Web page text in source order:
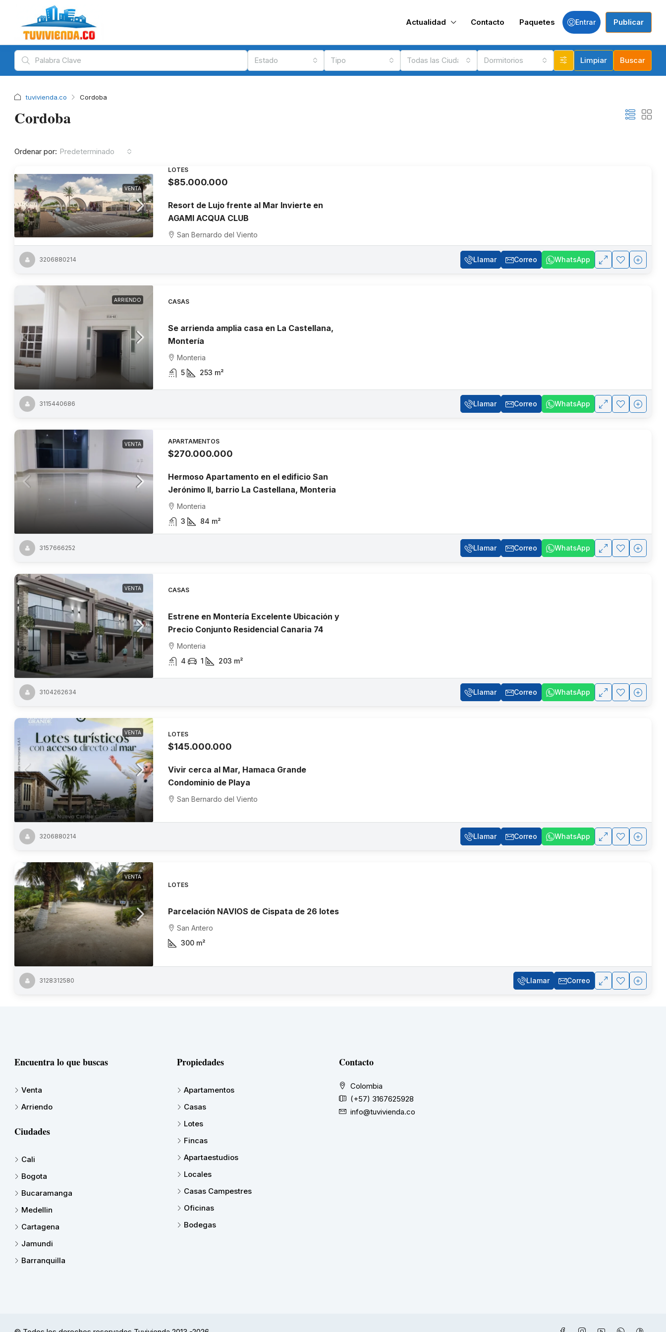
Actualidad Contacto Paquetes Entrar Publicar
Estado Tipo Todas las Ciudades Dormitorios Limpiar Buscar
tuvivienda.co Cordoba
Cordoba
Ordenar por: Predeterminado
VENTA
LOTES
$85.000.000
Resort de Lujo frente al Mar Invierte en
AGAMI ACQUA CLUB
San Bernardo del Viento
3206880214 Llamar Correo WhatsApp
ARRIENDO CASAS
Se arrienda amplia casa en La Castellana,
Montería
Monteria
5
253 m²
3115440686 Llamar Correo WhatsApp
VENTA APARTAMENTOS
$270.000.000
Hermoso Apartamento en el edificio San
Jerónimo II, barrio La Castellana, Monteria
Monteria
3
84 m²
3157666252 Llamar Correo WhatsApp
VENTA CASAS
Estrene en Montería Excelente Ubicación y
Precio Conjunto Residencial Canaria 74
Monteria
4
1 203 m²
3104262634 Llamar Correo WhatsApp
VENTA LOTES
$145.000.000
Vivir cerca al Mar, Hamaca Grande
Condominio de Playa
San Bernardo del Viento
3206880214 Llamar Correo WhatsApp
VENTA
LOTES
Parcelación NAVIOS de Cispata de 26 lotes
San Antero
300 m²
3128312580 Llamar Correo
Encuentra lo que buscas
Venta
Arriendo
Ciudades
Cali
Bogota
Bucaramanga
Medellin
Cartagena
Jamundi
Barranquilla
Propiedades
Apartamentos
Casas
Lotes
Fincas
Apartaestudios
Locales
Casas Campestres
Oficinas
Bodegas
Contacto
Colombia
(+57) 3167625928
info@tuvivienda.co